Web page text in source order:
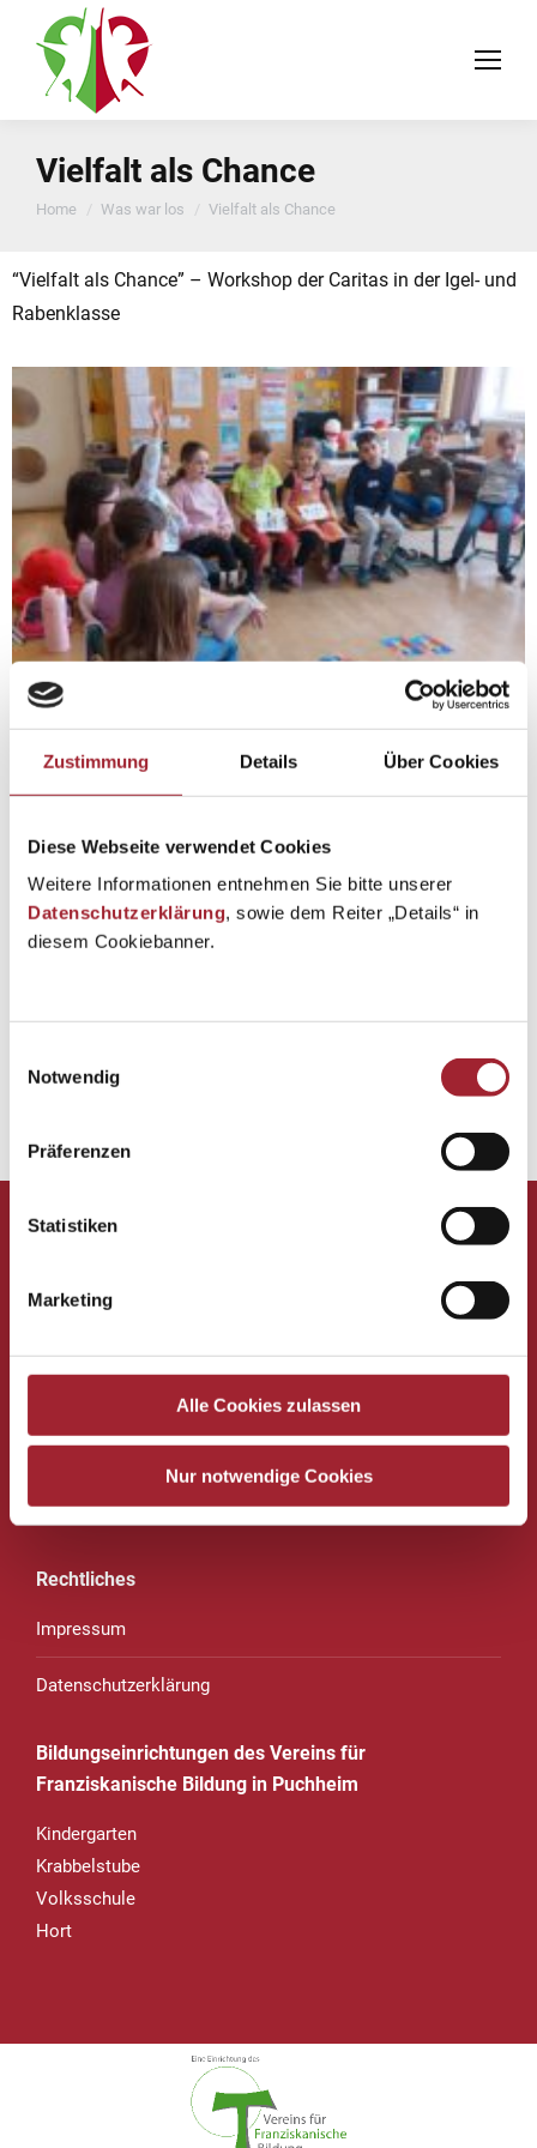
Zustimmung Details Über Cookies
Diese Webseite verwendet Cookies
Weitere Informationen entnehmen Sie bitte unserer
Datenschutzerklärung, sowie dem Reiter „Details“ in
diesem Cookiebanner.
Notwendig
Präferenzen
Statistiken
Marketing
Alle Cookies zulassen
Nur notwendige Cookies
Vielfalt als Chance
You are here:
Home Was war los Vielfalt als Chance
“Vielfalt als Chance” – Workshop der Caritas in der Igel- und
Rabenklasse
des Vereins für Franziskanische Bildung
4800 Attnang-Puchheim
Tel. Direktion: 07674 62353-1
Mobil: 0676 88348 1401
Tel. Lehrerzimmer: 07674 62353-3
Mail:s417541@schule-ooe.at
Rechtliches
Impressum
Datenschutzerklärung
Bildungseinrichtungen des Vereins für
Franziskanische Bildung in Puchheim
Kindergarten
Krabbelstube
Volksschule
Hort